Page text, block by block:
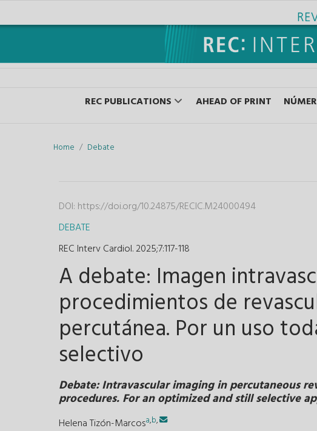
REC PUBLICATIONS
AHEAD OF PRINT
Home Debate
DOI: https://doi.org/10.24875/RECIC.M24000494
DEBATE
REC Interv Cardiol. 2025;7:117-118
A debate: Imagen
procedimientos de
percutánea. Por un uso
selectivo
Debate: Intravascular imaging in percutaneous
procedures. For an optimized and still selective
Helena Tizón-Marcosa,b,